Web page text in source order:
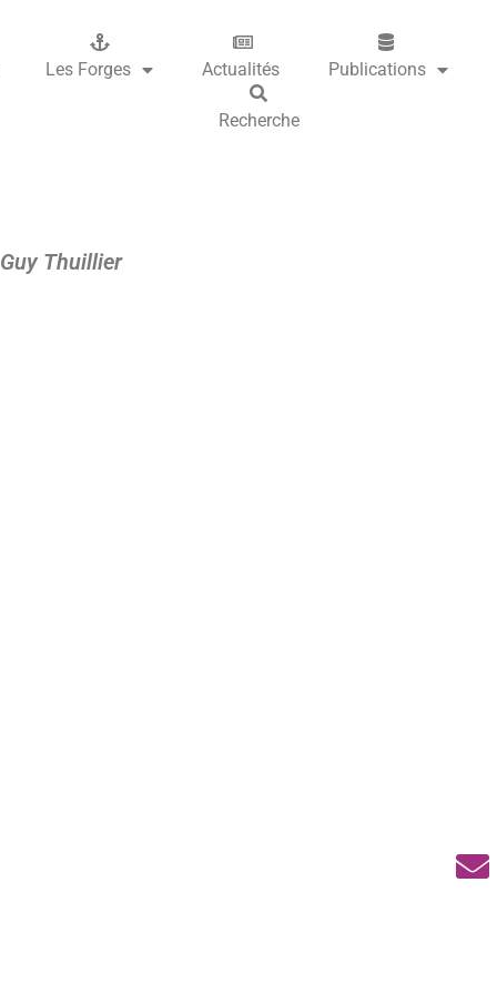
Les Forges Actualités Publications
Recherche
Guy Thuillier